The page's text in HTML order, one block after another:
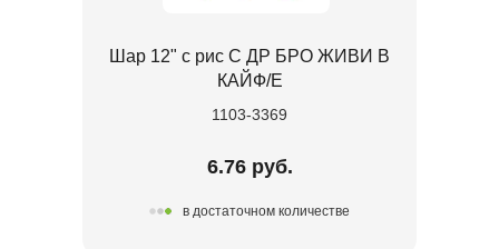
Шар 12" с рис С ДР БРО ЖИВИ В
КАЙФ/E
1103-3369
6.76 руб.
в достаточном количестве